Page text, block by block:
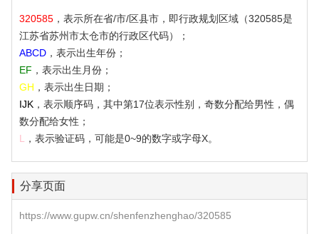
320585 ，表示所在省/市/区县市，即行政规划区域（320585是
江苏省苏州市太仓市的行政区代码）；
ABCD ，表示出生年份；
EF ，表示出生月份；
GH ，表示出生日期；
IJK ，表示顺序码，其中第17位表示性别，奇数分配给男性，偶
数分配给女性；
L
，表示验证码，可能是0~9的数字或字母X。
分享页面
https://www.gupw.cn/shenfenzhenghao/320585